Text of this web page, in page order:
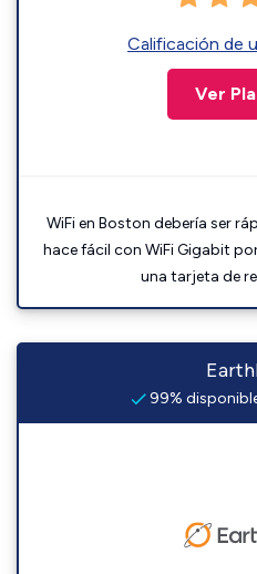
Calificación de
Ver
WiFi en Boston debería ser
hace fácil con WiFi Gigabit
una tarjeta de
99%